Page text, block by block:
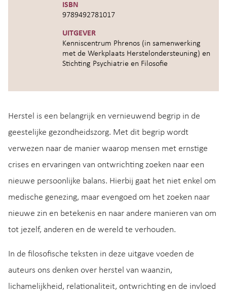
ISBN
9789492781017
UITGEVER
Kenniscentrum Phrenos (in samenwerking
met de Werkplaats Herstelondersteuning) en
Stichting Psychiatrie en Filosofie
Herstel is een belangrijk en vernieuwend begrip in de
geestelijke gezondheidszorg. Met dit begrip wordt
verwezen naar de manier waarop mensen met ernstige
crises en ervaringen van ontwrichting zoeken naar een
nieuwe persoonlijke balans. Hierbij gaat het niet enkel om
medische genezing, maar evengoed om het zoeken naar
nieuwe zin en betekenis en naar andere manieren van om
tot jezelf, anderen en de wereld te verhouden.
In de filosofische teksten in deze uitgave voeden de
auteurs ons denken over herstel van waanzin,
lichamelijkheid, relationaliteit, ontwrichting en de invloed